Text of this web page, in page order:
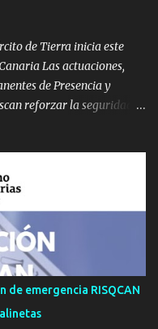
La Palma: Sube el nivel a
cu...de Tierra inicia este
Las actuaciones,
de Presencia y
reforzar la seguridad
a la Brigada 'Canarias'
lunes, 3 de agosto, un
Las labores de
tanto a pie como
de Canarias en un
como meta principal
efecto disuasorio y
terrestres bajo soberanía
en tiempo de
de emergencia RISQCAN